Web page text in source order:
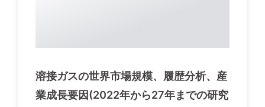
溶接ガスの世界市場規模、履歴分析、産
業成長要因(2022年から27年までの研究